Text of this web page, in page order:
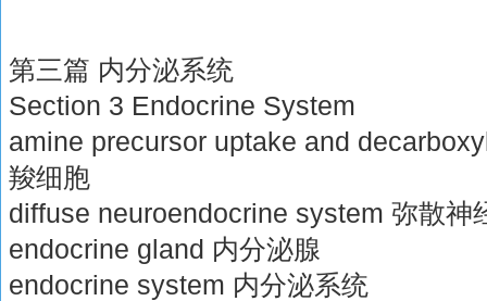
第三篇 内分泌系统
Section 3 Endocrine System
amine precursor uptake and
羧细胞
diffuse neuroendocrine system 弥散神
endocrine gland 内分泌腺
endocrine system 内分泌系统